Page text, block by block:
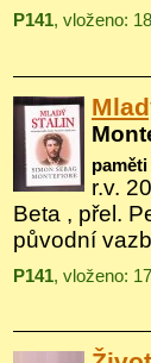
P141, vloženo:
r.v.
Beta , přel.
původní
P141, vloženo: